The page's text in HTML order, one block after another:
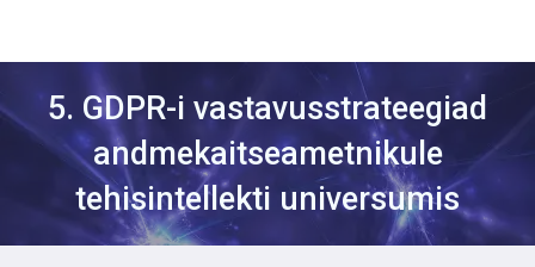
5. GDPR-i vastavusstrateegiad
andmekaitseametnikule
tehisintellekti universumis